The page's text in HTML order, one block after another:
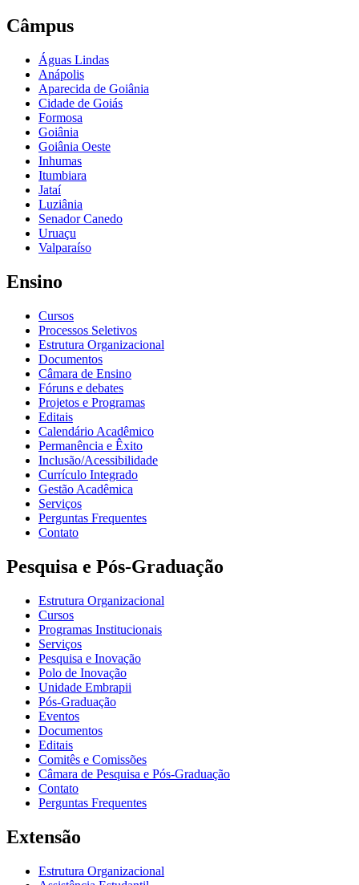
Câmpus
Águas Lindas
Anápolis
Aparecida de Goiânia
Cidade de Goiás
Formosa
Goiânia
Goiânia Oeste
Inhumas
Itumbiara
Jataí
Luziânia
Senador Canedo
Uruaçu
Valparaíso
Ensino
Cursos
Processos Seletivos
Estrutura Organizacional
Documentos
Câmara de Ensino
Fóruns e debates
Projetos e Programas
Editais
Calendário Acadêmico
Permanência e Êxito
Inclusão/Acessibilidade
Currículo Integrado
Gestão Acadêmica
Serviços
Perguntas Frequentes
Contato
Pesquisa e Pós-Graduação
Estrutura Organizacional
Cursos
Programas Institucionais
Serviços
Pesquisa e Inovação
Polo de Inovação
Unidade Embrapii
Pós-Graduação
Eventos
Documentos
Editais
Comitês e Comissões
Câmara de Pesquisa e Pós-Graduação
Contato
Perguntas Frequentes
Extensão
Estrutura Organizacional